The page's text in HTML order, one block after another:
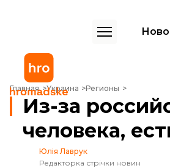
Главная Украина Регионы
Из-за российских атак в Донецкой
Из-за
человека,
Юлія Лаврук
Редакторка стрічки новин